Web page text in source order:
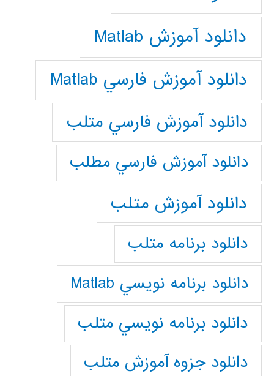
دانلود آموزش Matlab
دانلود آموزش فارسي Matlab
دانلود آموزش فارسي متلب
دانلود آموزش فارسي مطلب
دانلود آموزش متلب
دانلود برنامه متلب
دانلود برنامه نويسي Matlab
دانلود برنامه نويسي متلب
دانلود جزوه آموزش متلب